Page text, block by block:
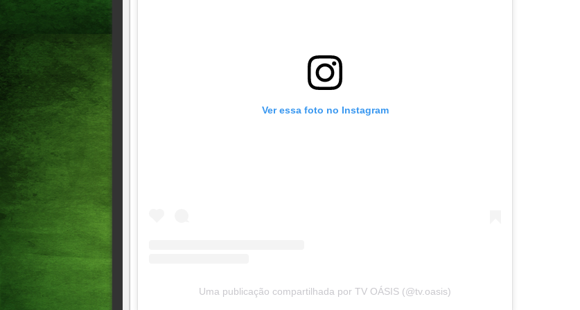
Ver essa foto no Instagram
Uma publicação compartilhada por TV OÁSIS (@tv.oasis)